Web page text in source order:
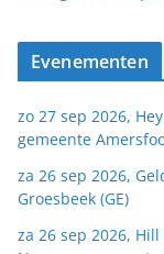
Evenementen
zo 27 sep 2026,
gemeente
za 26 sep 2026,
Groesbeek (GE)
za 26 sep 2026,